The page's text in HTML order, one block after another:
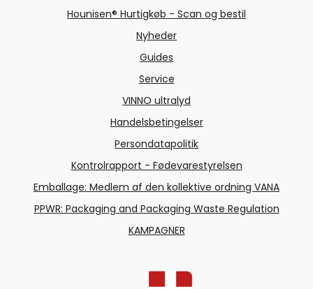
Hounisen® Hurtigkøb - Scan og bestil
Nyheder
Guides
Service
VINNO ultralyd
Handelsbetingelser
Persondatapolitik
Kontrolrapport - Fødevarestyrelsen
Emballage: Medlem af den kollektive ordning VANA
PPWR: Packaging and Packaging Waste Regulation
KAMPAGNER